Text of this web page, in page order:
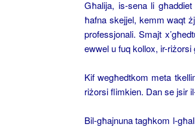
Għalija, is-sena li
ħafna skejjel, kemm waqt
professjonali. Smajt
ewwel u fuq kollox, ir-riżorsi
Kif wegħedtkom meta
riżorsi flimkien. Dan se jsir
Bil-għajnuna tagħkom l-